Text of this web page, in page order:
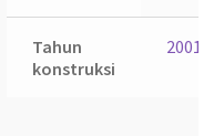
Tahun
konstruksi
2001